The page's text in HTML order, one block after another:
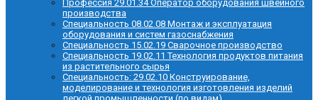
Профессия 29.01.34 Оператор оборудования швейного
производства
Специальность 08.02.08 Монтаж и эксплуатация
оборудования и систем газоснабжения
Специальность 15.02.19 Сварочное производство
Специальность 19.02.11 Технология продуктов питания
из растительного сырья
Специальность: 29.02.10 Конструирование,
моделирование и технология изготовления изделий